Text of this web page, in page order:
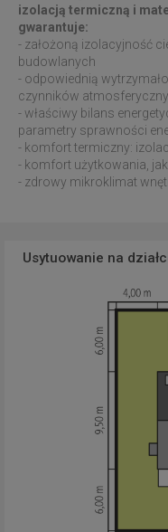
izolacją termiczną i
gwarantuje:
- założoną izolacyjność
budowlanych
- odpowiednią
czynników
- właściwy bilans
parametry sprawności
- komfort termiczny:
- komfort użytkowania,
- zdrowy mikroklimat
Usytuowanie na